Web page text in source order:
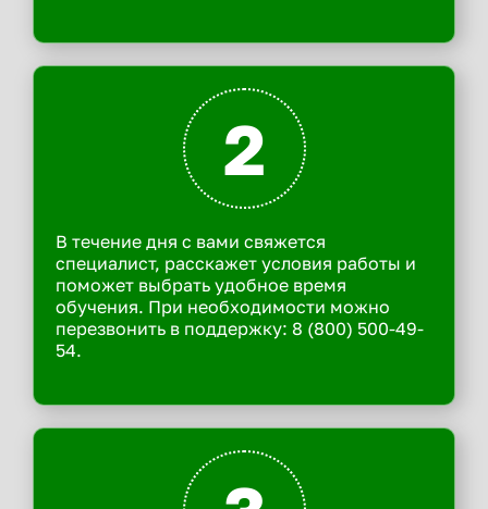
2
В течение дня с вами свяжется
специалист, расскажет условия работы и
поможет выбрать удобное время
обучения. При необходимости можно
перезвонить в поддержку: 8 (800) 500-49-
54.